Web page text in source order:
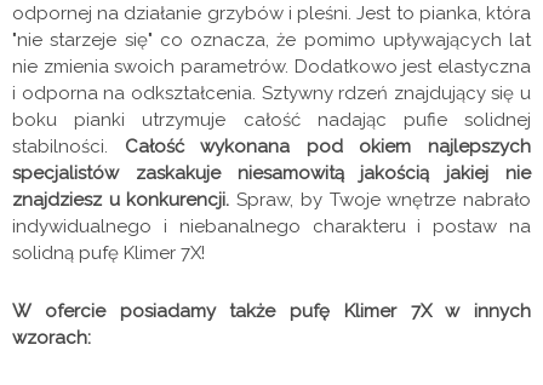
odpornej na działanie grzybów i pleśni. Jest to pianka, która
"nie starzeje się" co oznacza, że pomimo upływających lat
nie zmienia swoich parametrów. Dodatkowo jest elastyczna
i odporna na odkształcenia. Sztywny rdzeń znajdujący się u
boku pianki utrzymuje całość nadając pufie solidnej
stabilności. Całość wykonana pod okiem najlepszych
specjalistów zaskakuje niesamowitą jakością jakiej nie
znajdziesz u konkurencji. Spraw, by Twoje wnętrze nabrało
indywidualnego i niebanalnego charakteru i postaw na
solidną pufę Klimer 7X!
W ofercie posiadamy także pufę Klimer 7X w innych
wzorach: